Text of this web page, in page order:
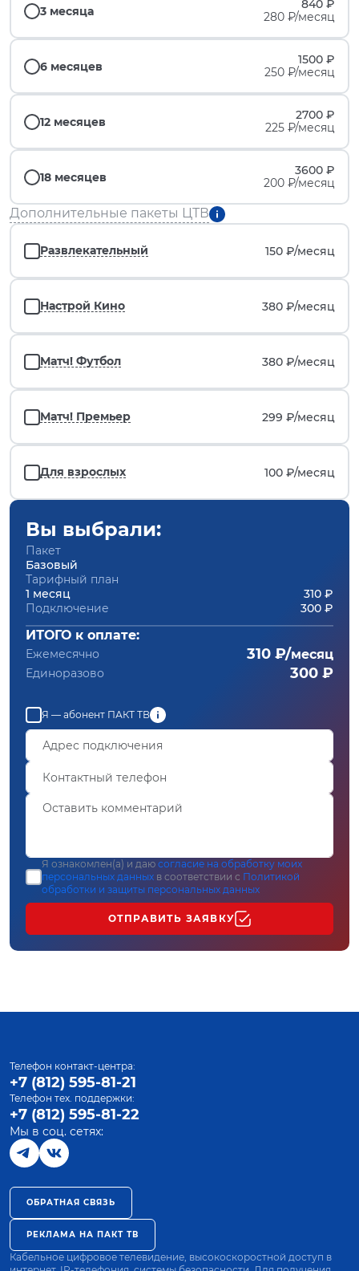
3 месяца
840 ₽
280 ₽/месяц
6 месяцев
1500 ₽
250 ₽/месяц
12 месяцев
2700 ₽
225 ₽/месяц
18 месяцев
3600 ₽
200 ₽/месяц
Дополнительные пакеты ЦТВ
Развлекательный 150 ₽/месяц
Настрой Кино 380 ₽/месяц
Матч! Футбол 380 ₽/месяц
Матч! Премьер 299 ₽/месяц
Для взрослых 100 ₽/месяц
Вы выбрали:
Пакет
Базовый
Тарифный план
1 месяц
310 ₽
Подключение
300 ₽
ИТОГО к оплате:
Ежемесячно 310 ₽/месяц
Единоразово 300 ₽
Я — абонент ПАКТ ТВ
Я ознакомлен(а) и даю согласие на обработку моих
персональных данных в соответствии с Политикой
обработки и защиты персональных данных
ОТПРАВИТЬ ЗАЯВКУ
Телефон контакт-центра:
+7 (812) 595-81-21
Телефон тех. поддержки:
+7 (812) 595-81-22
Мы в соц. сетях:
ОБРАТНАЯ СВЯЗЬ
РЕКЛАМА НА ПАКТ ТВ
Кабельное цифровое телевидение, высокоскоростной доступ в